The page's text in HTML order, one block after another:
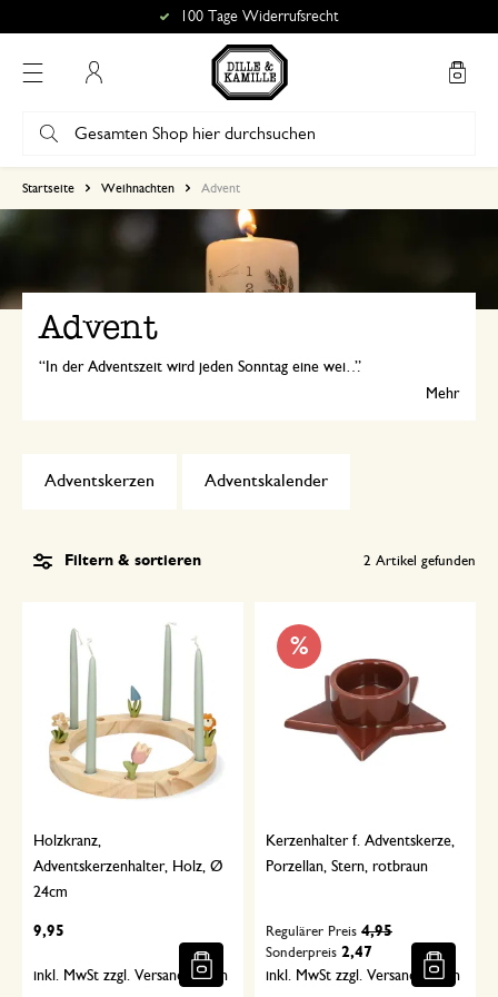
100 Tage Widerrufsrecht
Startseite Weihnachten Advent
Advent
In der Adventszeit wird jeden Sonntag eine weitere Kerze angezündet oder jeden Tag die
Mehr
Adventskerzen Adventskalender
Filtern & sortieren 2 Artikel gefunden
Holzkranz,
Adventskerzenhalter, Holz, Ø
24cm
9,95
inkl. MwSt zzgl. Versandkosten
%
Kerzenhalter f. Adventskerze,
Porzellan, Stern, rotbraun
Sonderpreis 2,47
Regulärer Preis 4,95
inkl. MwSt zzgl. Versandkosten